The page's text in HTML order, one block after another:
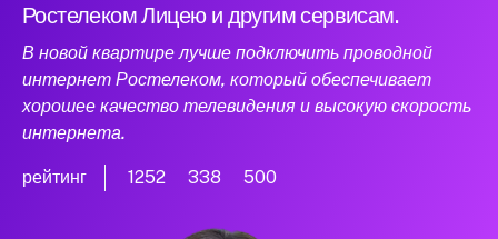
Ростелеком Лицею и другим сервисам.
В новой квартире лучше подключить проводной
интернет Ростелеком, который обеспечивает
хорошее качество телевидения и высокую скорость
интернета.
рейтинг 1252 338 500